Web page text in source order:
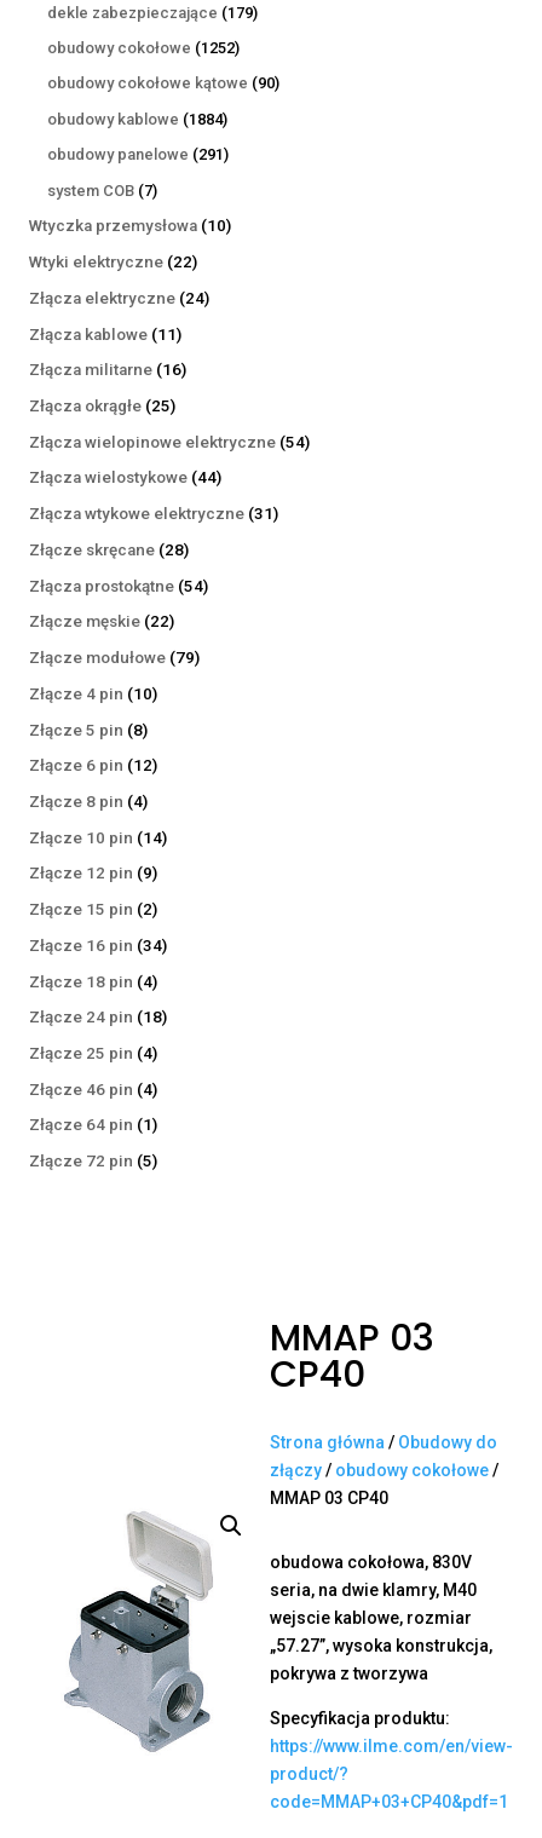
produktów
dekle zabezpieczające 179179
obudowy cokołowe 12521252
produkty
obudowy cokołowe kątowe 9090
obudowy kablowe 18841884
produkty
obudowy panelowe 291291
system COB 77
produktów
Wtyczka przemysłowa 1010
Wtyki elektryczne 2222
produkty
Złącza elektryczne 2424
Złącza kablowe 1111
produktów
Złącza militarne 1616
Złącza okrągłe 2525
produktów
Złącza wielopinowe elektryczne 5454
Złącza wielostykowe 4444
produkty
Złącza wtykowe elektryczne 3131
Złącze skręcane 2828
produktów
Złącza prostokątne 5454
Złącze męskie 2222
produkty
Złącze modułowe 7979
Złącze 4 pin 1010
Złącze 5 pin 88
produktów
Złącze 6 pin 1212
Złącze 8 pin 44
produkty
Złącze 10 pin 1414
Złącze 12 pin 99
produktów
Złącze 15 pin 22
produkty
Złącze 16 pin 3434
Złącze 18 pin 44
produkty
Złącze 24 pin 1818
Złącze 25 pin 44
produkty
Złącze 46 pin 44
produkty
Złącze 64 pin 11
produkt
Złącze 72 pin 55
MMAP 03
CP40
Strona główna / Obudowy do
złączy/ obudowy cokołowe/
MMAP 03 CP40
obudowa cokołowa, 830V
seria, na dwie klamry, M40
wejscie kablowe, rozmiar
„57.27”, wysoka konstrukcja,
pokrywa z tworzywa
Specyfikacja produktu:
https://www.ilme.com/en/view-
product/?
code=MMAP+03+CP40&pdf=1